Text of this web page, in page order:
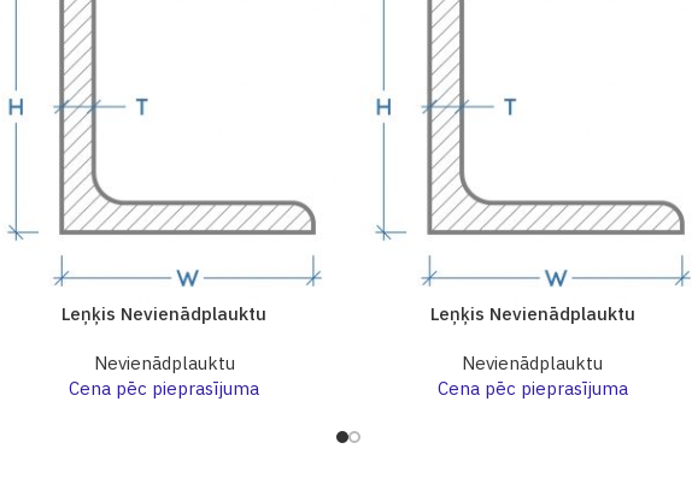
Leņķis Nevienādplauktu
Nevienādplauktu
Cena pēc pieprasījuma
Leņķis Nevienādplauktu
Nevienādplauktu
Cena pēc pieprasījuma